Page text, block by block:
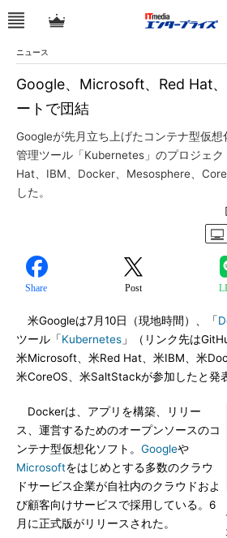
ニュース
Google、Microsoft、Red Hat
ートで団結
Googleが先月立ち上げたコンテナ型仮
管理ツール「Kubernetes」のプロジェ
Hat、IBM、Docker、Mesosphere、
した。
[
Share Post
米Googleは7月10日（現地時間）、「
ツール「Kubernetes 」（リンク先は
米Microsoft、米Red Hat、米IBM、米
米CoreOS、米SaltStackが参加したと発
Dockerは、アプリを構築、リリー
ス、運営するためのオープンソースのコ
ンテナ型仮想化ソフト。 Googleや
Microsoftをはじめとする多数のクラウ
ドサービス企業が自社内のクラウドおよ
び顧客向けサービスで採用している。6
月に正式版がリリースされた。